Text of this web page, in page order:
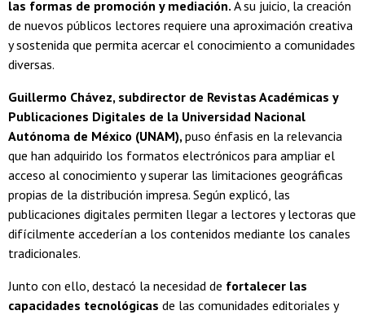
las formas de promoción y mediación. A su juicio, la creación
de nuevos públicos lectores requiere una aproximación creativa
y sostenida que permita acercar el conocimiento a comunidades
diversas.
Guillermo Chávez, subdirector de Revistas Académicas y
Publicaciones Digitales de la Universidad Nacional
Autónoma de México (UNAM),puso énfasis en la relevancia
que han adquirido los formatos electrónicos para ampliar el
acceso al conocimiento y superar las limitaciones geográficas
propias de la distribución impresa. Según explicó, las
publicaciones digitales permiten llegar a lectores y lectoras que
difícilmente accederían a los contenidos mediante los canales
tradicionales.
Junto con ello, destacó la necesidad de fortalecer las
capacidades tecnológicas de las comunidades editoriales y